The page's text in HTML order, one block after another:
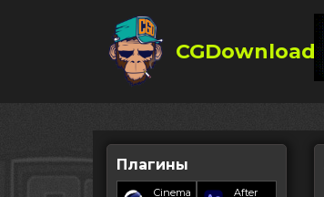
CGDownload
Плагины
Cinema
After